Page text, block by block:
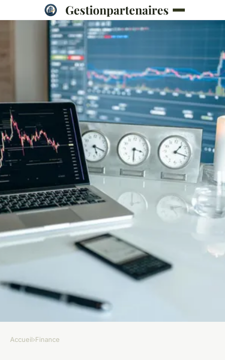
Gestionpartenaires
Accueil›Finance